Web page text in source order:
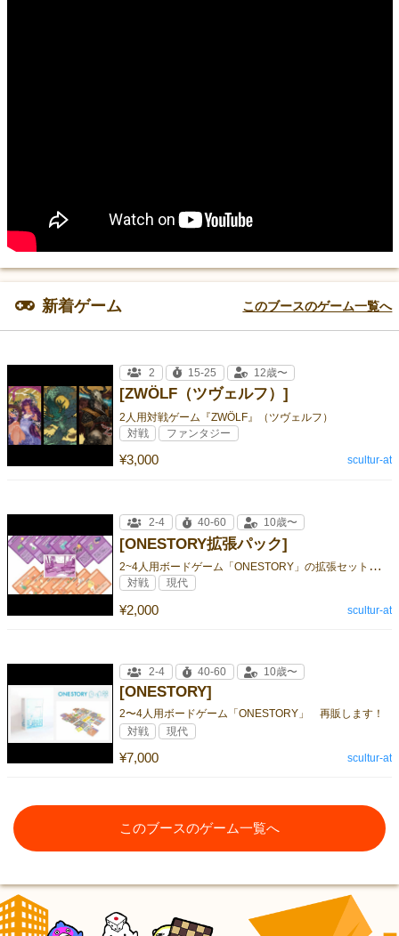
新着ゲーム このブースのゲーム一覧へ
[ZWÖLF（ツヴェルフ）]
2人用対戦ゲーム『ZWÖLF』（ツヴェルフ）
¥3,000
2 15-25 12歳〜
対戦 ファンタジー
scultur-at
[ONESTORY拡張パック]
2
~4人用ボードゲーム「ONESTORY」の拡張セットです。
¥2,000
2-4 40-60 10歳〜
対戦 現代
scultur-at
[ONESTORY]
2〜4人用ボードゲーム「ONESTORY」 再販します！
¥7,000
2-4 40-60 10歳〜
対戦 現代
scultur-at
このブースのゲーム一覧へ